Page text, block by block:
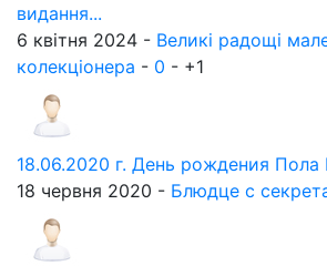
видання...
6 квітня 2024 - Великі радощі
колекціонера - 0 - +1
18.06.2020 г. День рождения Пола
18 червня 2020 - Блюдце с